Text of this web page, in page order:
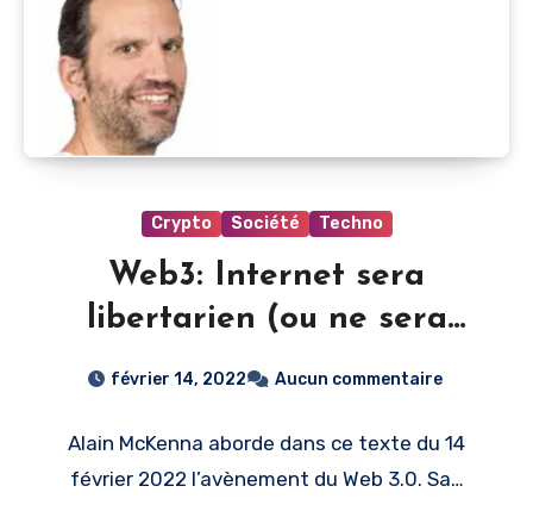
Crypto Société Techno
Web3: Internet sera
libertarien (ou ne sera
pas) | Le Devoir
février 14, 2022 Aucun commentaire
Alain McKenna aborde dans ce texte du 14
février 2022 l’avènement du Web 3.0. Sa…